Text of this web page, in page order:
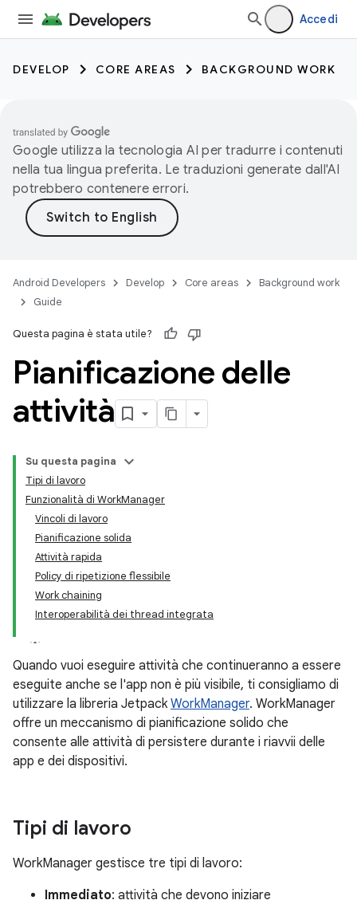
Accedi
DEVELOP CORE AREAS BACKGROUND WORK
Google utilizza la tecnologia AI per tradurre i contenuti
nella tua lingua preferita. Le traduzioni generate dall'AI
potrebbero contenere errori.
Android Developers Develop Core areas
Background work
Guide
Questa pagina è stata utile?
Pianificazione delle
attività
Su questa pagina
Tipi di lavoro
Funzionalità di WorkManager
Vincoli di lavoro
Pianificazione solida
Attività rapida
Policy di ripetizione flessibile
Work chaining
Interoperabilità dei thread integrata
Quando vuoi eseguire attività che continueranno a essere
eseguite anche se l'app non è più visibile, ti consigliamo di
utilizzare la libreria Jetpack WorkManager. WorkManager
offre un meccanismo di pianificazione solido che
consente alle attività di persistere durante i riavvii delle
app e dei dispositivi.
Tipi di lavoro
WorkManager gestisce tre tipi di lavoro:
Immediato: attività che devono iniziare